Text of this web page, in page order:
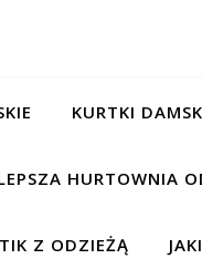
KURTKI
HURTOWNIA
Z ODZIEŻĄ